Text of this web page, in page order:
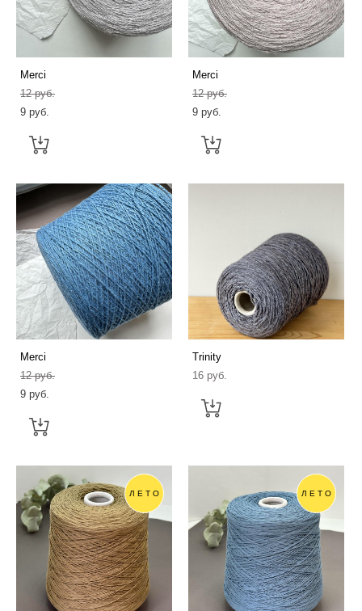
Merci
12 pуб.
9 pуб.
Merci
12 pуб.
9 pуб.
Merci
12 pуб.
9 pуб.
Trinity
16 pуб.
ЛЕТО ЛЕТО